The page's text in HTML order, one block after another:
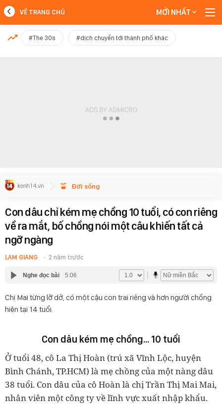
MỚI NHẤT
VỀ TRANG CHỦ MỚI NHẤT
#The 30s #dịch chuyển tới thành phố khác
Đời sống
Con dâu chỉ kém mẹ chồng 10 tuổi, có con riêng
về ra mắt, bố chồng nói một câu khiến tất cả
ngỡ ngàng
LAM GIANG 2 năm trước
Nghe đọc bài 5:06
Chị Mai từng lỡ dở, có một cậu con trai riêng và hơn người chồng
hiện tại 14 tuổi.
Con dâu kém mẹ chồng... 10 tuổi
Ở tuổi 48, cô La Thị Hoàn (trú xã Vĩnh Lộc, huyện
Bình Chánh, TP.HCM) là mẹ chồng của một nàng dâu
38 tuổi. Con dâu của cô Hoàn là chị Trần Thị Mai Mai,
nhân viên một công ty về lĩnh vực xuất nhập khẩu.